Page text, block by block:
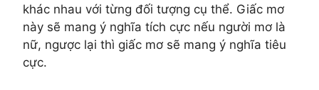
khác nhau với từng đối tượng cụ thể. Giấc mơ
này sẽ mang ý nghĩa tích cực nếu người mơ là
nữ, ngược lại thì giấc mơ sẽ mang ý nghĩa tiêu
cực.